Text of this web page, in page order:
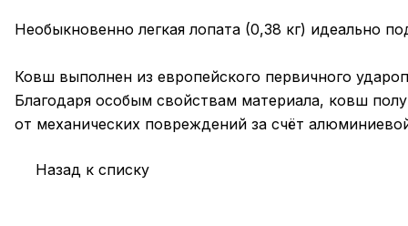
Необыкновенно легкая лопата (0,38 кг) идеально
Ковш выполнен из европейского первичного
Благодаря особым свойствам материала, ковш
от механических повреждений за счёт
Назад к списку